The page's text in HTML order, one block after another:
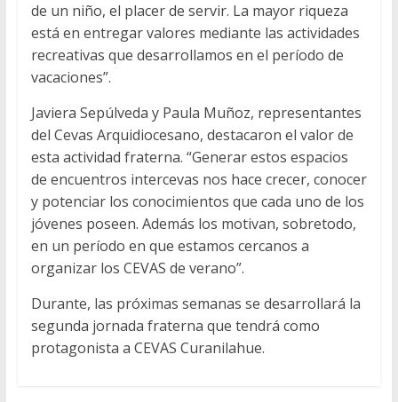
de un niño, el placer de servir. La mayor riqueza
está en entregar valores mediante las actividades
recreativas que desarrollamos en el período de
vacaciones”.
Javiera Sepúlveda y Paula Muñoz, representantes
del Cevas Arquidiocesano, destacaron el valor de
esta actividad fraterna. “Generar estos espacios
de encuentros intercevas nos hace crecer, conocer
y potenciar los conocimientos que cada uno de los
jóvenes poseen. Además los motivan, sobretodo,
en un período en que estamos cercanos a
organizar los CEVAS de verano”.
Durante, las próximas semanas se desarrollará la
segunda jornada fraterna que tendrá como
protagonista a CEVAS Curanilahue.